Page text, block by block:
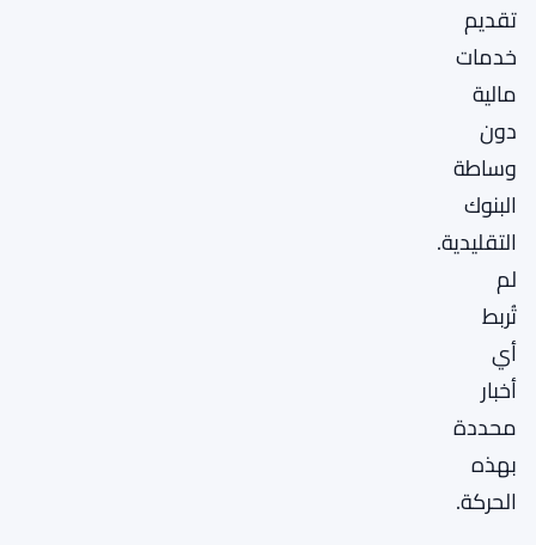
تقديم
خدمات
مالية
دون
وساطة
البنوك
التقليدية.
لم
تُربط
أي
أخبار
محددة
بهذه
الحركة.